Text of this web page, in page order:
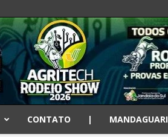
CONTATO | MANDAGUARI